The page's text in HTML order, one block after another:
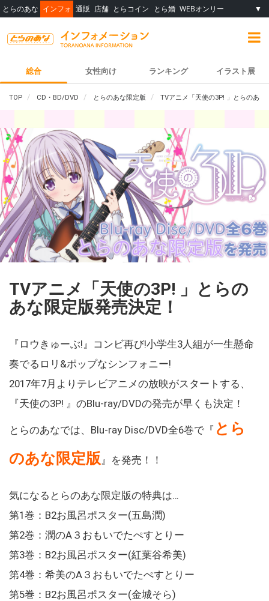
とらのあな インフォ 通販 店舗 とらコイン とら婚 WEBオンリー ▼
総合 女性向け ランキング イラスト展
TOP CD・BD/DVD とらのあな限定版 TVアニメ「天使の3P! 」とらのあな
TVアニメ「天使の3P! 」とらの
あな限定版発売決定！
『ロウきゅーぶ!』コンビ再び!小学生3人組が一生懸命
奏でるロリ&ポップなシンフォニー!
2017年7月よりテレビアニメの放映がスタートする、
『天使の3P! 』のBlu-ray/DVDの発売が早くも決定！
とらのあなでは、Blu-ray Disc/DVD全6巻で『 とら
のあな限定版 』を発売！！
気になるとらのあな限定版の特典は…
第1巻：B2お風呂ポスター(五島潤)
第2巻：潤のA３おもいでたぺすとりー
第3巻：B2お風呂ポスター(紅葉谷希美)
第4巻：希美のA３おもいでたぺすとりー
第5巻：B2お風呂ポスター(金城そら)